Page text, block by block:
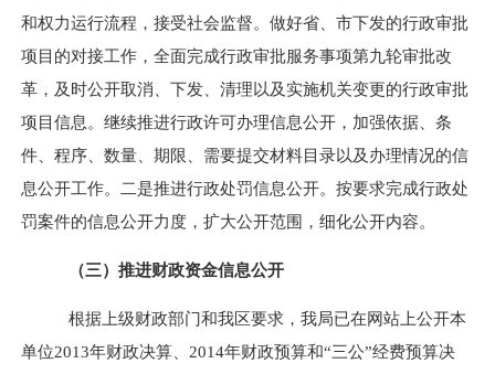
和权力运行流程，接受社会监督。做好省、市下发的行政审批
项目的对接工作，全面完成行政审批服务事项第九轮审批改
革，及时公开取消、下发、清理以及实施机关变更的行政审批
项目信息。继续推进行政许可办理信息公开，加强依据、条
件、程序、数量、期限、需要提交材料目录以及办理情况的信
息公开工作。二是推进行政处罚信息公开。按要求完成行政处
罚案件的信息公开力度，扩大公开范围，细化公开内容。
（三）推进财政资金信息公开
根据上级财政部门和我区要求，我局已在网站上公开本
单位2013年财政决算、 2014年财政预算和“三公”经费预算决